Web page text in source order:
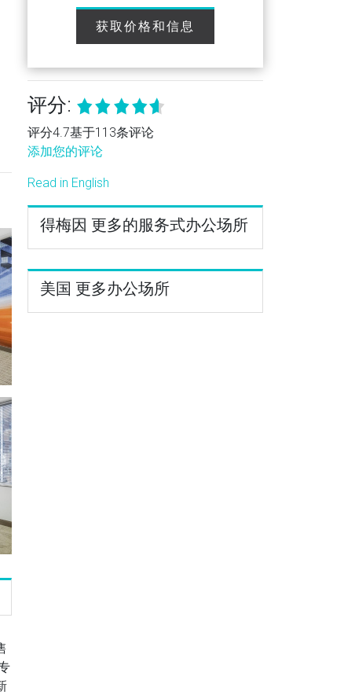
获取价格和信息
评分:
评分4.7基于113条评论
添加您的评论
Read in English
得梅因 更多的服务式办公场所
美国 更多办公场所